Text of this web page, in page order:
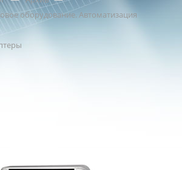
оборудование. Автоматизация